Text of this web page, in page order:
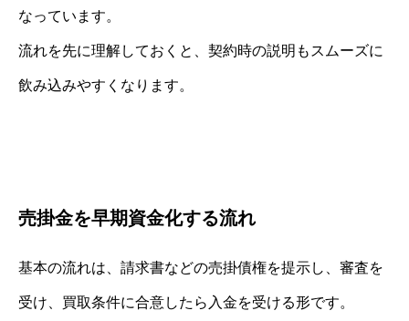
なっています。
流れを先に理解しておくと、契約時の説明もスムーズに
飲み込みやすくなります。
売掛金を早期資金化する流れ
基本の流れは、請求書などの売掛債権を提示し、審査を
受け、買取条件に合意したら入金を受ける形です。